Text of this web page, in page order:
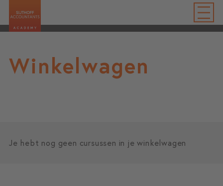
Winkelwagen
Je hebt nog geen cursussen in je winkelwagen